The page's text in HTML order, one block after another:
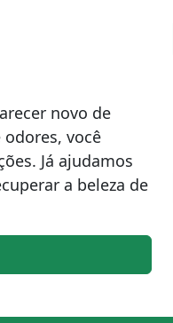
novo de
você
Já ajudamos
a beleza de